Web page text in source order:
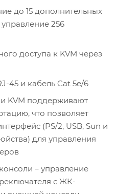
до 15 дополнительных
256
доступа к KVM через
45 и кабель Cat 5e/6
KVM поддерживают
что позволяет
(PS/2, USB, Sun и
для управления
– управление
с ЖК-